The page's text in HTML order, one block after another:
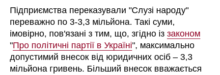
Підприємства переказували "Слузі народу"
переважно по 3-3,3 мільйона. Такі суми,
імовірно, пов'язані з тим, що, згідно іззаконом
"Про політичні партії в Україні", максимально
допустимий внесок від юридичних осіб – 3,3
мільйона гривень. Більший внесок вважається